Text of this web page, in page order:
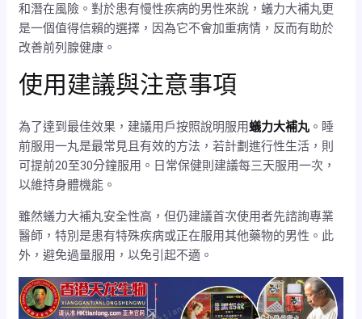
和潛在風險。對於患有慢性疾病的男性來說，蟻力大補丸更
是一個值得信賴的選擇，因為它不會加重病情，反而有助於
改善前列腺健康。
使用建議與注意事項
為了達到最佳效果，建議用戶按照說明服用蟻力大補丸 。睡
前服用一丸是最常見且有效的方法，若計劃進行性生活，則
可提前20至30分鐘服用。日常保健則建議每三天服用一次，
以維持身體機能。
雖然蟻力大補丸安全性高，但仍建議首次使用者先諮詢專業
醫師，特別是患有特殊疾病或正在服用其他藥物的男性。此
外，避免過量服用，以免引起不適。